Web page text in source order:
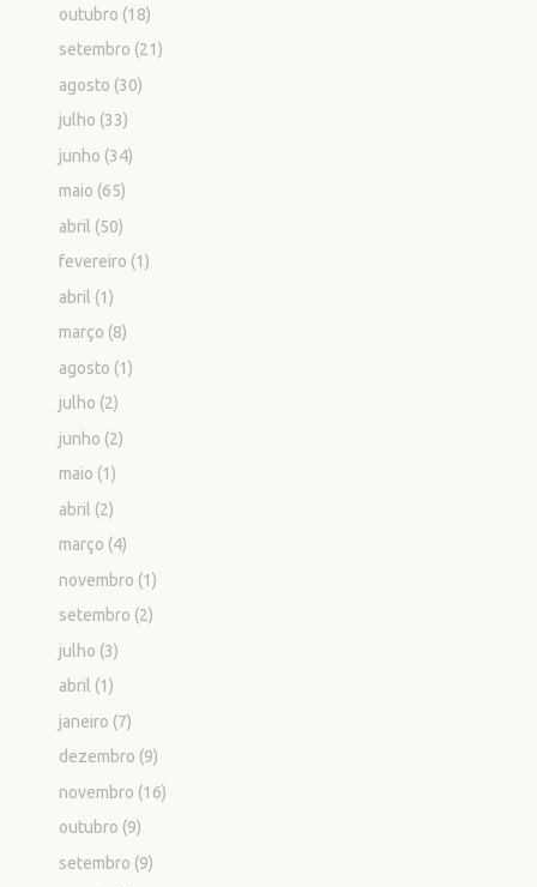
outubro (18)
setembro (21)
agosto (30)
julho (33)
junho (34)
maio (65)
abril (50)
fevereiro (1)
abril (1)
março (8)
agosto (1)
julho (2)
junho (2)
maio (1)
abril (2)
março (4)
novembro (1)
setembro (2)
julho (3)
abril (1)
janeiro (7)
dezembro (9)
novembro (16)
outubro (9)
setembro (9)